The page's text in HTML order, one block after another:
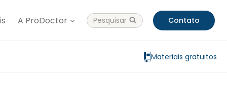
A ProDoctor Pesquisar Contato
Materiais gratuitos